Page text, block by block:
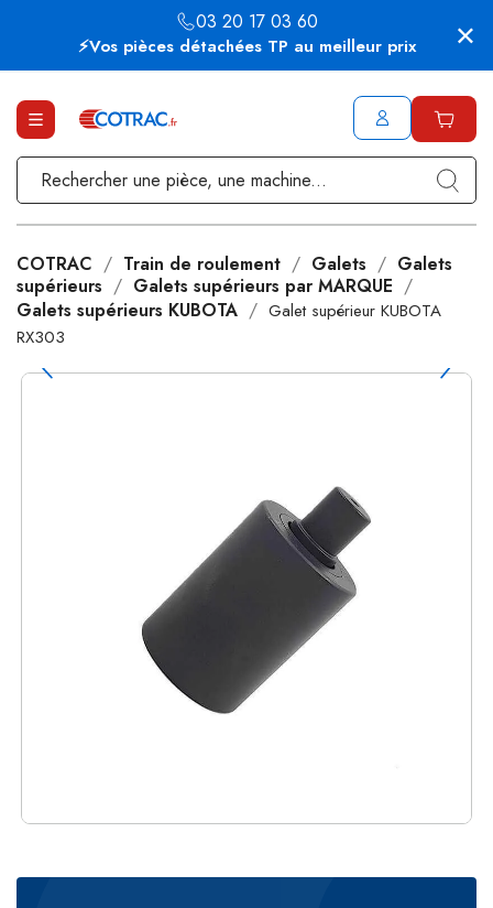
⚡Vos pièces détachées TP au meilleur prix
03 20 17 03 60
COTRAC Train de roulement Galets
Galets
supérieurs
Galets supérieurs par MARQUE
Galets supérieurs KUBOTA
Galet supérieur KUBOTA
RX303